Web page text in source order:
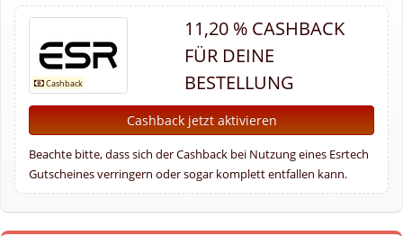
11,20 % CASHBACK
FÜR DEINE
BESTELLUNG
Cashback jetzt aktivieren
Beachte bitte, dass sich der Cashback bei Nutzung eines Esrtech
Gutscheines verringern oder sogar komplett entfallen kann.